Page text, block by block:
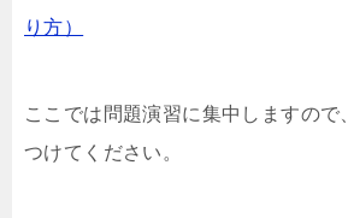
り方）
ここでは問題演習に集中しますので
つけてください。